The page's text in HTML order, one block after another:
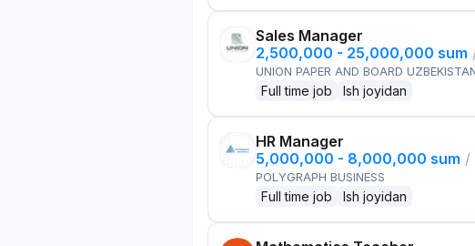
Sales Manager
2,500,000 - 25,000,000 sum
UNION PAPER AND BOARD
Full time job Ish joyidan
HR Manager
5,000,000 - 8,000,000 sum /
POLYGRAPH BUSINESS
Full time job Ish joyidan